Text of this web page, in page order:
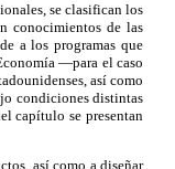
se clasifican los
conocimientos de las
a los programas que
—para el caso
así como
condiciones distintas
capítulo se presentan
así como a diseñar